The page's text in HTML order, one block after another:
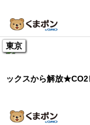
東京
ックスから解放★CO2